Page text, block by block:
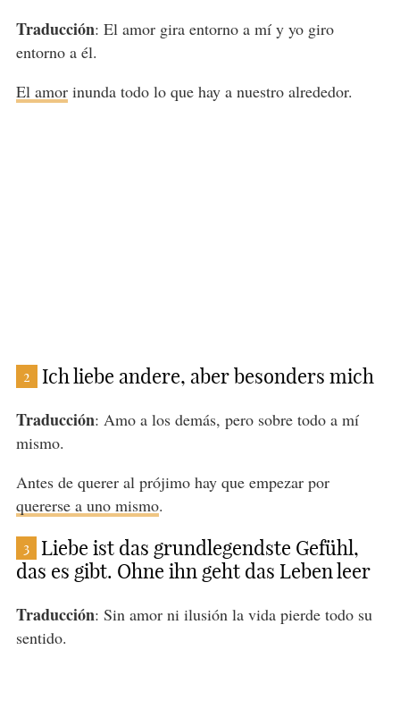
Traducción: El amor gira entorno a mí y yo giro
entorno a él.
El amorinunda todo lo que hay a nuestro alrededor.
2 Ich liebe andere, aber besonders mich
Traducción: Amo a los demás, pero sobre todo a mí
mismo.
Antes de querer al prójimo hay que empezar por
quererse a uno mismo.
3
Liebe ist das grundlegendste Gefühl,
das es gibt. Ohne ihn geht das Leben leer
Traducción: Sin amor ni ilusión la vida pierde todo su
sentido.